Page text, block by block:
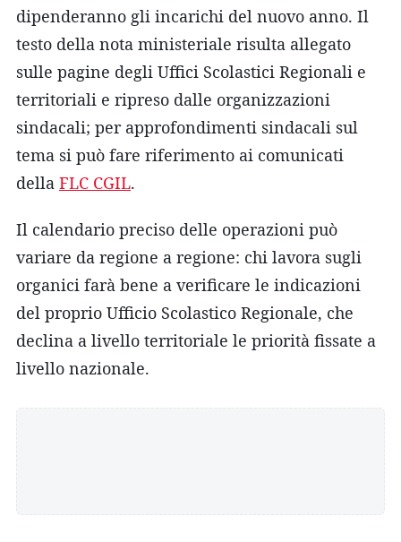
dipenderanno gli incarichi del nuovo anno. Il
testo della nota ministeriale risulta allegato
sulle pagine degli Uffici Scolastici Regionali e
territoriali e ripreso dalle organizzazioni
sindacali; per approfondimenti sindacali sul
tema si può fare riferimento ai comunicati
della FLC CGIL.
Il calendario preciso delle operazioni può
variare da regione a regione: chi lavora sugli
organici farà bene a verificare le indicazioni
del proprio Ufficio Scolastico Regionale, che
declina a livello territoriale le priorità fissate a
livello nazionale.